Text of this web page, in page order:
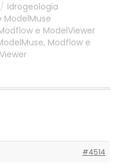
Idrogeologia
ModelMuse
e ModelViewer
Modflow e
#4514